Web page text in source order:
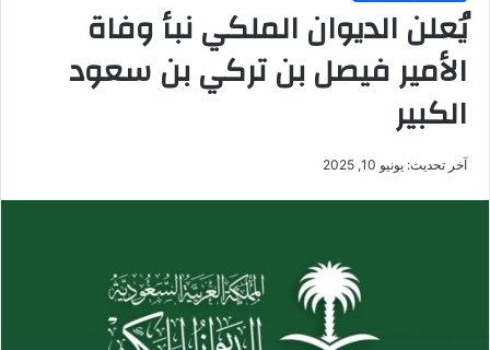
يُعلن الديوان الملكي نبأ وفاة
الأمير فيصل بن تركي بن سعود
الكبير
آخر تحديث: يونيو 10, 2025